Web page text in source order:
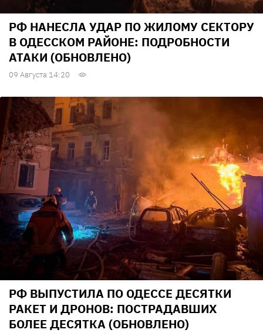
РФ НАНЕСЛА УДАР ПО ЖИЛОМУ СЕКТОРУ
В ОДЕССКОМ РАЙОНЕ: ПОДРОБНОСТИ
АТАКИ (ОБНОВЛЕНО)
09 Августа 14:20
РФ ВЫПУСТИЛА ПО ОДЕССЕ ДЕСЯТКИ
РАКЕТ И ДРОНОВ: ПОСТРАДАВШИХ
БОЛЕЕ ДЕСЯТКА (ОБНОВЛЕНО)